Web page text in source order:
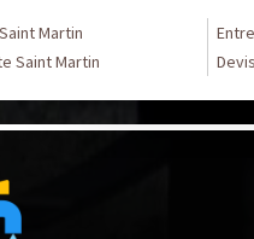
Martin
Saint Martin